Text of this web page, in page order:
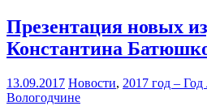
Презентация новых
Константина
13.09.2017 Новости, 2017 год –
Вологодчине